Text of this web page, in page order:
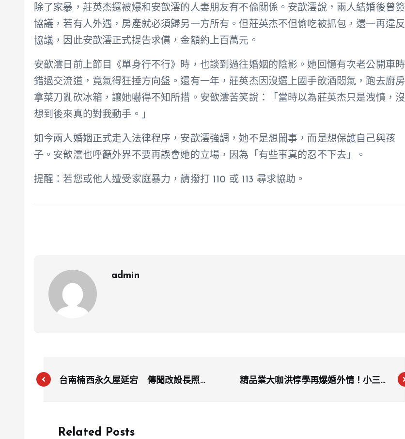
除了家暴，莊英杰還被爆和安歆澐的人妻朋友有不倫關係。安歆澐說，兩人結婚後曾簽
協議，若有人外遇，房產就必須歸另一方所有。但莊英杰不但偷吃被抓包，還一再違反
協議，因此安歆澐正式提告求償，金額約上百萬元。
安歆澐日前上節目《單身行不行》時，也談到過往婚姻的陰影。她回憶有次老公開車時
錯過交流道，竟氣得狂捶方向盤。還有一年，莊英杰因沒選上國手飲酒悶氣，跑去廚房
拿菜刀亂砍冰箱，讓她嚇得不知所措。安歆澐苦笑說：「當時以為莊英杰只是洩憤，沒
想到後來真的對我動手。」
如今兩人婚姻正式走入法律程序，安歆澐強調，她不是想鬧事，而是想保護自己與孩
子。安歆澐也呼籲外界不要再誤會她的立場，因為「有些事真的忍不下去」。
提醒：若您或他人遭受家庭暴力，請撥打 110 或 113 尋求協助。
admin
台南楠西永久屋延宕 傳聞改設長照中
精品業大咖洪惇學再爆婚外情！小三迎
Related Posts